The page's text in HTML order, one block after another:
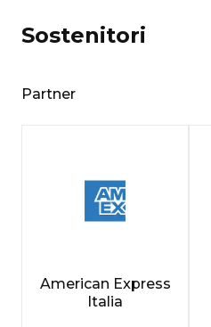
Sostenitori
Partner
American Express
Italia